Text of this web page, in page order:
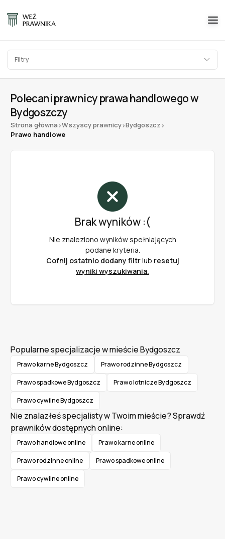
Filtry
Polecani prawnicy prawa handlowego w
Bydgoszczy
Strona główna>Wszyscy prawnicy>Bydgoszcz>
Prawo handlowe
Brak wyników :(
Nie znaleziono wyników spełniających
podane kryteria.
Cofnij ostatnio dodany filtrlub resetuj
wyniki wyszukiwania.
Popularne specjalizacje w mieście Bydgoszcz
Prawo karne Bydgoszcz Prawo rodzinne Bydgoszcz
Prawo spadkowe Bydgoszcz Prawo lotnicze Bydgoszcz
Prawo cywilne Bydgoszcz
Nie znalazłeś specjalisty w Twoim mieście? Sprawdź
prawników dostępnych online:
Prawo handlowe online Prawo karne online
Prawo rodzinne online Prawo spadkowe online
Prawo cywilne online